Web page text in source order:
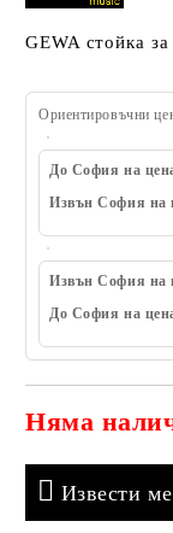
GEWA стойка
Ориентировъчни
До София на
Извън София на
Извън София на
До София на
Няма
Извести